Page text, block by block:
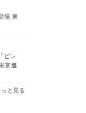
場 東
ピン
京進
っと見る